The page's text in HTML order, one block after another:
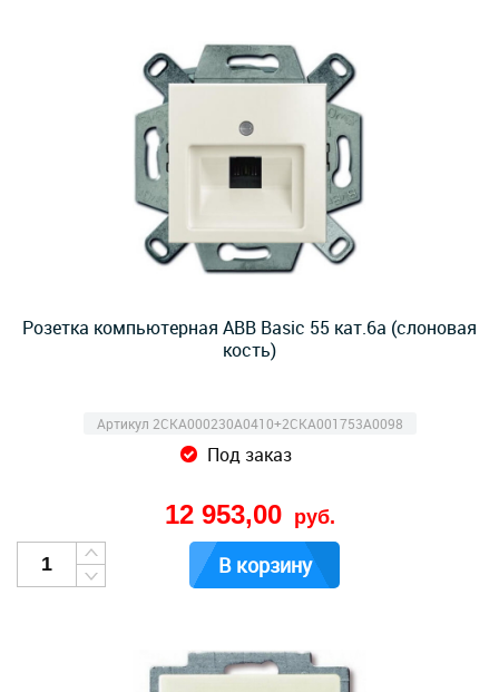
Розетка компьютерная ABB Basic 55 кат.6a (слоновая
кость)
Артикул 2CKA000230A0410+2CKA001753A0098
Под заказ
12 953,00 руб.
В корзину